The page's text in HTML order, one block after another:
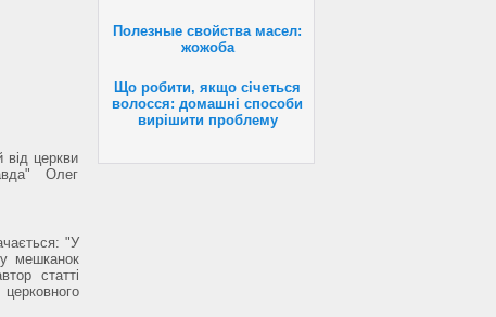
Полезные свойства масел:
жожоба
Що робити, якщо січеться
волосся: домашні способи
вирішити проблему
від церкви
Олег
"У
мешканок
статті